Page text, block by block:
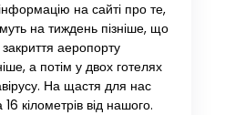
на сайті про те,
на тиждень пізніше, що
аеропорту
а потім у двох готелях
На щастя для нас
кілометрів від нашого.